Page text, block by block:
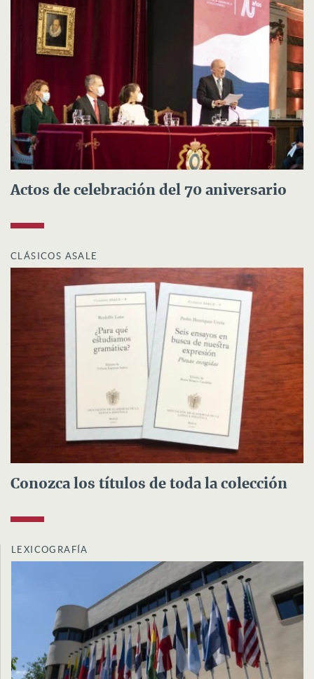
Actos de celebración del 70 aniversario
CLÁSICOS ASALE
Conozca los títulos de toda la colección
LEXICOGRAFÍA